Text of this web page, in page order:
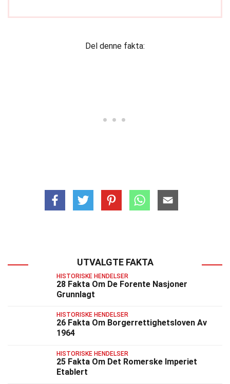
Del denne fakta:
UTVALGTE FAKTA
HISTORISKE HENDELSER
28 Fakta Om De Forente Nasjoner
Grunnlagt
HISTORISKE HENDELSER
26 Fakta Om Borgerrettighetsloven Av
1964
HISTORISKE HENDELSER
25 Fakta Om Det Romerske Imperiet
Etablert